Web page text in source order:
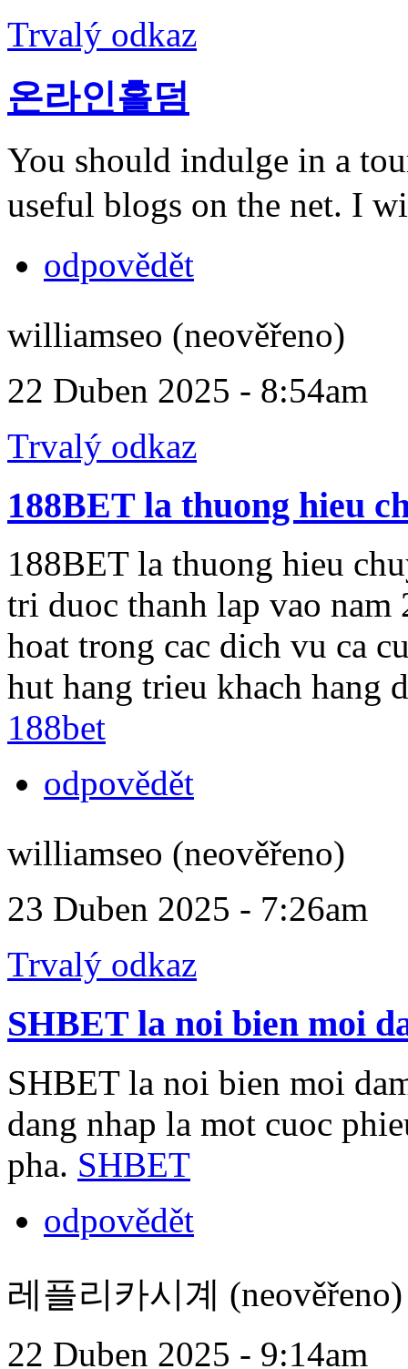
Trvalý odkaz
온라인홀덤
You should indulge in a
useful blogs on the net. I
odpovědět
williamseo (neověřeno)
22 Duben 2025 - 8:54am
Trvalý odkaz
188BET la thuong hieu
188BET la thuong hieu
tri duoc thanh lap vao nam
hoat trong cac dich vu ca
hut hang trieu khach hang
188bet
odpovědět
williamseo (neověřeno)
23 Duben 2025 - 7:26am
Trvalý odkaz
SHBET la noi bien moi
SHBET la noi bien moi
dang nhap la mot cuoc
pha. SHBET
odpovědět
레플리카시계 (neověřeno)
22 Duben 2025 - 9:14am